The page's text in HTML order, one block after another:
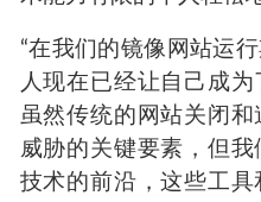
“在我们的镜像网站运
人现在已经让自己成为
虽然传统的网站关闭
威胁的关键要素，但
技术的前沿，这些工